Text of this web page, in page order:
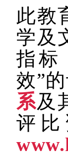
此教
学及
指
效”
系及
评